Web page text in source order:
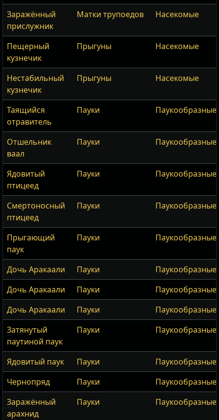
Заражённый
прислужник
Матки трупоедов Насекомые
Пещерный
кузнечик
Прыгуны Насекомые
Нестабильный
кузнечик
Прыгуны Насекомые
Таящийся
отравитель
Пауки Паукообразные
Отшельник
ваал
Пауки Паукообразные
Ядовитый
птицеед
Пауки Паукообразные
Смертоносный
птицеед
Пауки Паукообразные
Прыгающий
паук
Пауки Паукообразные
Дочь Аракаали Пауки
Паукообразные
Дочь Аракаали
Пауки
Паукообразные
Дочь Аракаали
Пауки
Паукообразные
Затянутый
паутиной паук
Пауки Паукообразные
Ядовитый паук Пауки
Паукообразные
Чернопряд
Пауки
Паукообразные
Заражённый
арахнид
Пауки Паукообразные